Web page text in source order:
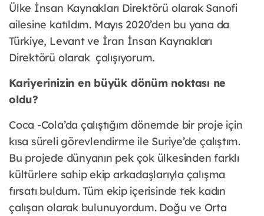
Ülke İnsan Kaynakları Direktörü olarak Sanofi
ailesine katıldım. Mayıs 2020’den bu yana da
Türkiye, Levant ve İran İnsan Kaynakları
Direktörü olarak çalışıyorum.
Kariyerinizin en büyük dönüm noktası ne
oldu?
Coca -Cola’da çalıştığım dönemde bir proje için
kısa süreli görevlendirme ile Suriye’de çalıştım.
Bu projede dünyanın pek çok ülkesinden farklı
kültürlere sahip ekip arkadaşlarıyla çalışma
fırsatı buldum. Tüm ekip içerisinde tek kadın
çalışan olarak bulunuyordum. Doğu ve Orta